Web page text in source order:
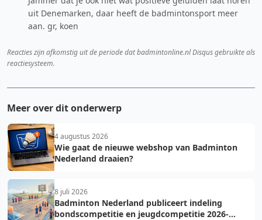
uit Denemarken, daar heeft de badmintonsport meer
aan. gr, koen
Reacties zijn afkomstig uit de periode dat badmintonline.nl Disqus gebruikte als
reactiesysteem.
Meer over dit onderwerp
4 augustus 2026
Wie gaat de nieuwe webshop van Badminton
Nederland draaien?
8 juli 2026
Badminton Nederland publiceert indeling
bondscompetitie en jeugdcompetitie 2026-